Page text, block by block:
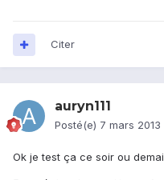
Citer
auryn111
Posté(e) 7 mars 2013
Ok je test ça ce soir ou